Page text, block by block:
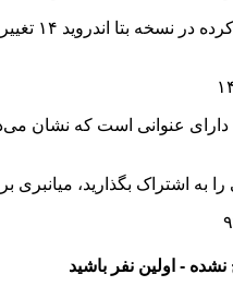
حالا
را به اشتراک بگذارید،
- اولین نفر باشید